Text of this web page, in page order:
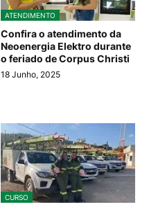
ATENDIMENTO
Confira o atendimento da
Neoenergia Elektro durante
o feriado de Corpus Christi
18 Junho, 2025
CURSO